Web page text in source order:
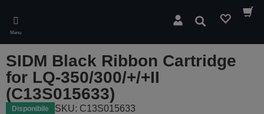
main
content
Menu
Cerca
SIDM Black Ribbon Cartridge
for LQ-350/300/+/+II
(C13S015633)
Disponibile SKU: C13S015633